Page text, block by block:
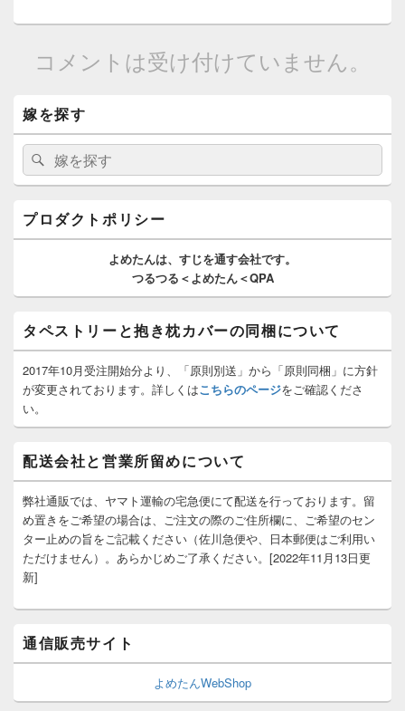
コメントは受け付けていません。
イ
ン
サ
ド
ー
ッ
エ
リ
ア
嫁を探す
検
索:
検
索
プロダクトポリシー
よめたんは、 すじを通す会社です。
つるつる＜よめたん＜QPA
タペストリーと抱き枕カバーの同梱について
2017年10月受注開始分より、「原則別送」から「原則同梱」に方針
が変更されております。詳しくはこちらのページをご確認くださ
い。
配送会社と営業所留めについて
弊社通販では、ヤマト運輸の宅急便にて配送を行っております。留
め置きをご希望の場合は、ご注文の際のご住所欄に、ご希望のセン
ター止めの旨をご記載ください（佐川急便や、日本郵便はご利用い
ただけません）。あらかじめご了承ください。[2022年11月13日更
新]
通信販売サイト
よめたんWebShop